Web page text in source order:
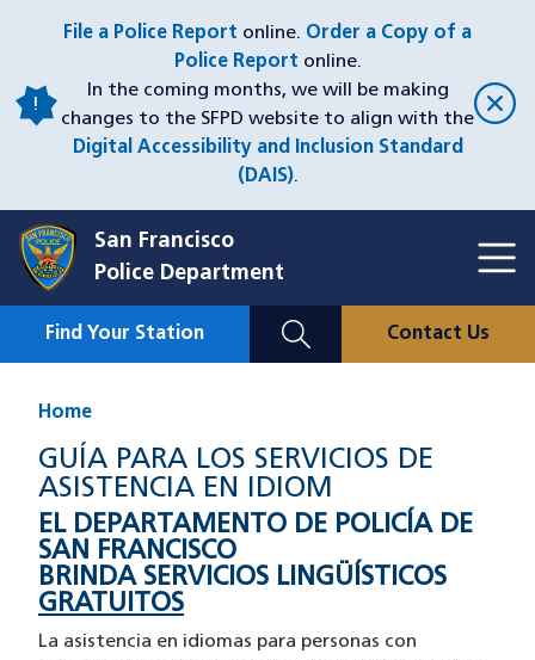
content
File a Police Report online. Order a Copy of a
Police Report online.
In the coming months, we will be making
changes to the SFPD website to align with the
Digital Accessibility and Inclusion Standard
(DAIS).
San Francisco
Police Department
Mobile
Find Your Station Contact Us
Home
GUÍA PARA LOS SERVICIOS DE
ASISTENCIA EN IDIOM
EL DEPARTAMENTO DE POLICÍA DE
SAN FRANCISCO
BRINDA SERVICIOS LINGÜÍSTICOS
GRATUITOS
La asistencia en idiomas para personas con